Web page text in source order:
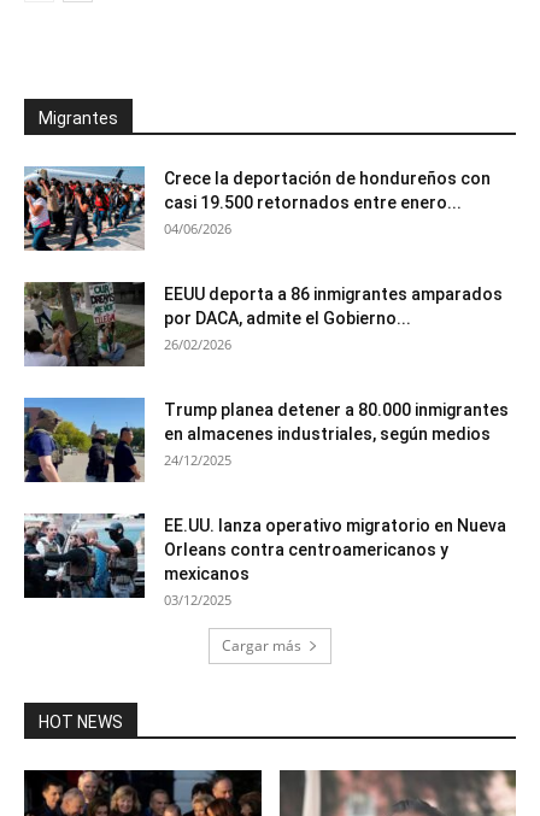
Migrantes
Crece la deportación de hondureños con
casi 19.500 retornados entre enero...
04/06/2026
EEUU deporta a 86 inmigrantes amparados
por DACA, admite el Gobierno...
26/02/2026
Trump planea detener a 80.000 inmigrantes
en almacenes industriales, según medios
24/12/2025
EE.UU. lanza operativo migratorio en Nueva
Orleans contra centroamericanos y
mexicanos
03/12/2025
Cargar más
HOT NEWS